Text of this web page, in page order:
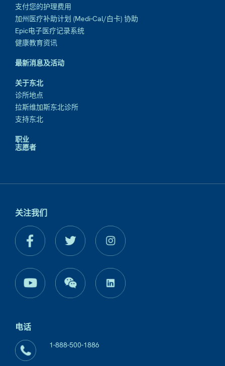
支付您的护理费用
加州医疗补助计划 (Medi-Cal/白卡) 协助
Epic电子医疗记录系统
健康教育资讯
最新消息及活动
关于东北
诊所地点
拉斯维加斯东北诊所
支持东北
职业
志愿者
关注我们
电话
1-888-500-1886